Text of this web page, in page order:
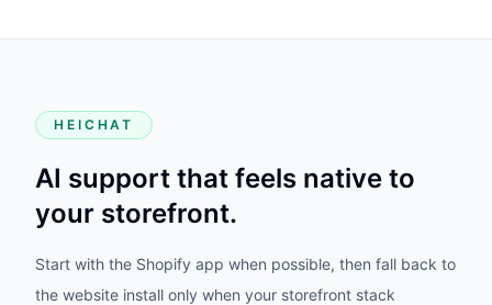
HEICHAT
AI support that feels native to
your storefront.
Start with the Shopify app when possible, then fall back to
the website install only when your storefront stack